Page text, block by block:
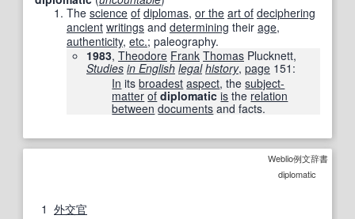
The science of diplomas, or the art of deciphering
ancient writings and determining their age,
authenticity, etc.; paleography.
1983, Theodore Frank Thomas Plucknett,
Studies in English legal history, page 151 :
In itsbroadest aspect, thesubject-
matter of diplomatic is the relation
between documents and facts.
Weblio例文辞書
diplomatic
1 外交官